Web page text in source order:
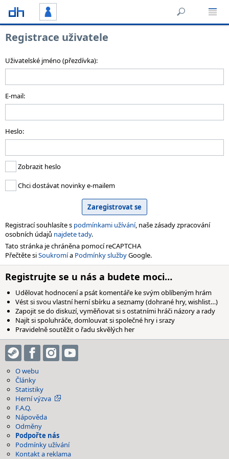
Registrace uživatele
Uživatelské jméno (přezdívka):
E-mail:
Heslo:
Zobrazit heslo
Chci dostávat novinky e-mailem
Registrací souhlasíte s podmínkami užívání, naše zásady zpracování
osobních údajů najdete tady.
Tato stránka je chráněna pomocí reCAPTCHA
Přečtěte siSoukromía Podmínky službyGoogle.
Registrujte se u nás a budete moci…
Udělovat hodnocení a psát komentáře ke svým oblíbeným hrám
Vést si svou vlastní herní sbírku a seznamy (dohrané hry, wishlist…)
Zapojit se do diskuzí, vyměňovat si s ostatními hráči názory a rady
Najít si spoluhráče, domlouvat si společné hry i srazy
Pravidelně soutěžit o řadu skvělých her
O webu
Články
Statistiky
Herní výzva
F.A.Q.
Nápověda
Odměny
Podpořte nás
Podmínky užívání
Kontakt a reklama